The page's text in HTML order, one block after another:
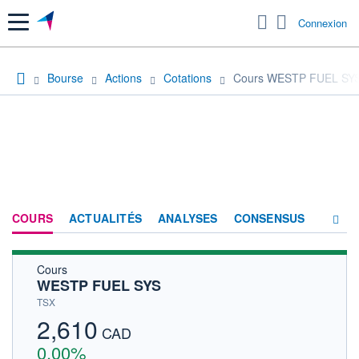
Menu Connexion
Bourse Actions Cotations Cours WESTP FUEL
COURS ACTUALITÉS ANALYSES CONSENSUS
Cours
WESTP FUEL SYS
TSX
2,610 CAD
0,00%